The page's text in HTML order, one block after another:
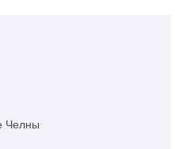
Челны